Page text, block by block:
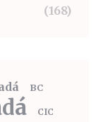
(168)
BC
CIC